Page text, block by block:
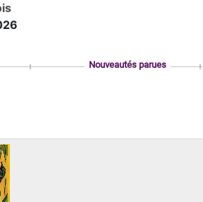
Nouveautés parues